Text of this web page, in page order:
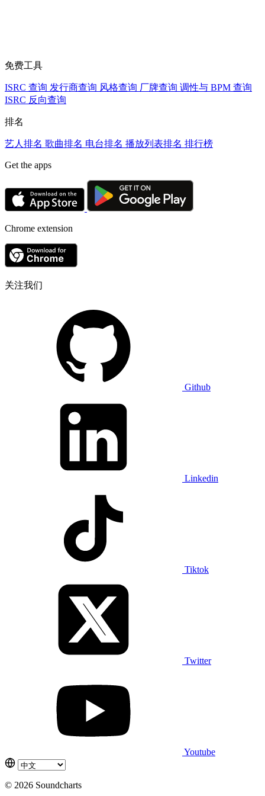
免费工具
ISRC 查询 发行商查询 风格查询 厂牌查询 调性与 BPM 查询
ISRC 反向查询
排名
艺人排名 歌曲排名 电台排名 播放列表排名 排行榜
Get the apps
Chrome extension
关注我们
Github
Linkedin
Tiktok
Twitter
Youtube
© 2026 Soundcharts